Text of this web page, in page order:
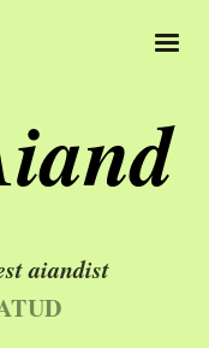
aiandist